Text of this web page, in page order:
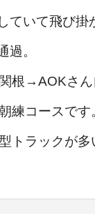
ていて飛び掛
過。
根→AOKさ
練コースです
トラックが